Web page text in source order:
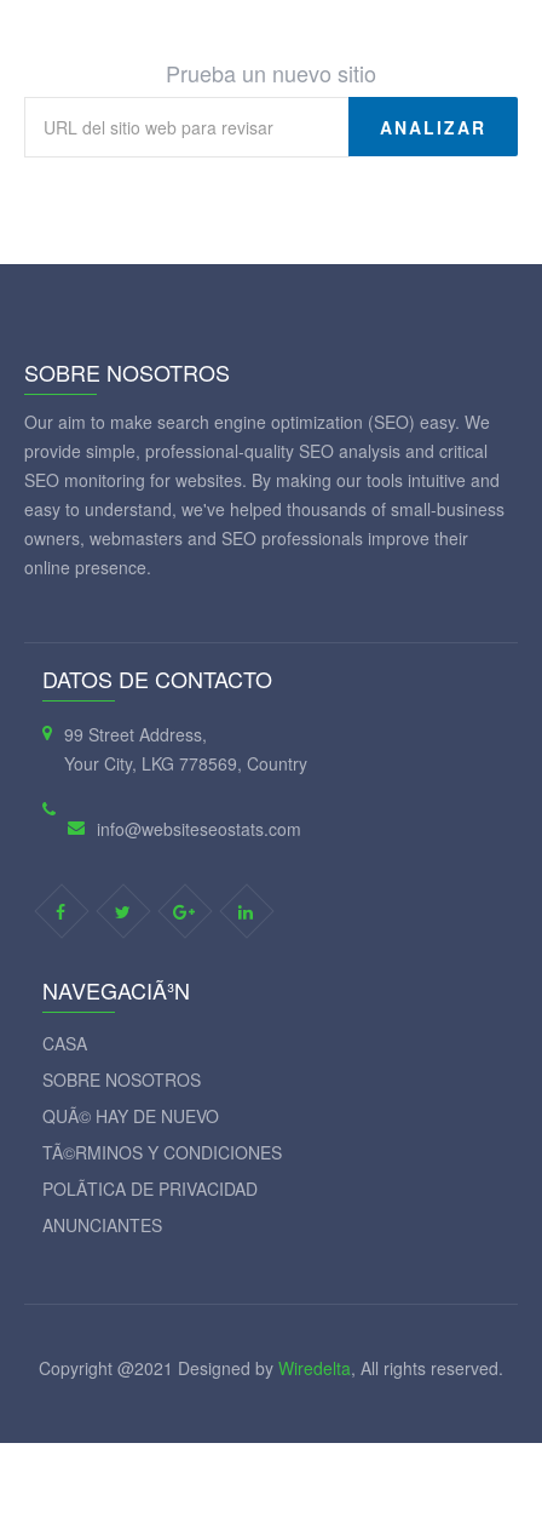
Prueba un nuevo sitio
ANALIZAR
SOBRE NOSOTROS
Our aim to make search engine optimization (SEO) easy. We
provide simple, professional-quality SEO analysis and critical
SEO monitoring for websites. By making our tools intuitive and
easy to understand, we've helped thousands of small-business
owners, webmasters and SEO professionals improve their
online presence.
DATOS DE CONTACTO
99 Street Address,
Your City, LKG 778569, Country
info@websiteseostats.com
NAVEGACIÃ³N
CASA
SOBRE NOSOTROS
QUÃ© HAY DE NUEVO
TÃ©RMINOS Y CONDICIONES
POLÃ­TICA DE PRIVACIDAD
ANUNCIANTES
Copyright @2021 Designed by Wiredelta, All rights reserved.